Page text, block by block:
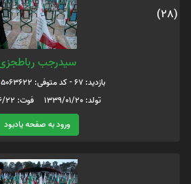
(28)
سیدرجب
بازدید: 67 - کد متوفی: 5063622
تولد: 1339/01/20 فوت: 1357/06/22
ورود به صفحه یادبود